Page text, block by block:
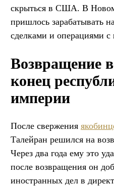
скрыться в США. В
пришлось зарабатывать
сделками и операциями
Возвращение
конец
империи
После свержения
Талейран решился на
Через два года ему это
после возвращения он
иностранных дел в